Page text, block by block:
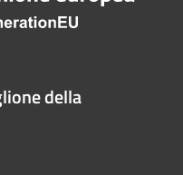
della